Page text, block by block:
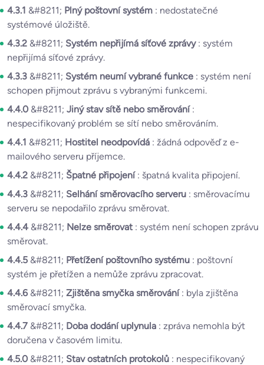
4.3.1 &#8211; Plný poštovní systém : nedostatečné
systémové úložiště.
4.3.2 &#8211; Systém nepřijímá síťové zprávy : systém
nepřijímá síťové zprávy.
4.3.3 &#8211; Systém neumí vybrané funkce : systém není
schopen přijmout zprávu s vybranými funkcemi.
4.4.0 &#8211; Jiný stav sítě nebo směrování :
nespecifikovaný problém se sítí nebo směrováním.
4.4.1 &#8211; Hostitel neodpovídá : žádná odpověď z e-
mailového serveru příjemce.
4.4.2 &#8211; Špatné připojení : špatná kvalita připojení.
4.4.3 &#8211; Selhání směrovacího serveru : směrovacímu
serveru se nepodařilo zprávu směrovat.
4.4.4 &#8211; Nelze směrovat : systém není schopen zprávu
směrovat.
4.4.5 &#8211; Přetížení poštovního systému : poštovní
systém je přetížen a nemůže zprávu zpracovat.
4.4.6 &#8211; Zjištěna smyčka směrování : byla zjištěna
směrovací smyčka.
4.4.7 &#8211; Doba dodání uplynula : zpráva nemohla být
doručena v časovém limitu.
4.5.0 &#8211; Stav ostatních protokolů : nespecifikovaný